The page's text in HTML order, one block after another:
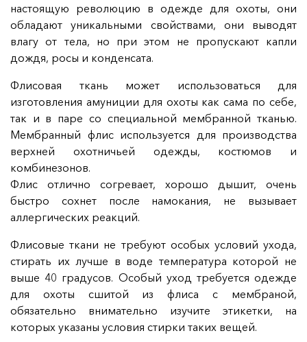
настоящую революцию в одежде для охоты, они
обладают уникальными свойствами, они выводят
влагу от тела, но при этом не пропускают капли
дождя, росы и конденсата.
Флисовая ткань может использоваться для
изготовления амуниции для охоты как сама по себе,
так и в паре со специальной мембранной тканью.
Мембранный флис используется для производства
верхней охотничьей одежды, костюмов и
комбинезонов.
Флис отлично согревает, хорошо дышит, очень
быстро сохнет после намокания, не вызывает
аллергических реакций.
Флисовые ткани не требуют особых условий ухода,
стирать их лучше в воде температура которой не
выше 40 градусов. Особый уход требуется одежде
для охоты сшитой из флиса с мембраной,
обязательно внимательно изучите этикетки, на
которых указаны условия стирки таких вещей.